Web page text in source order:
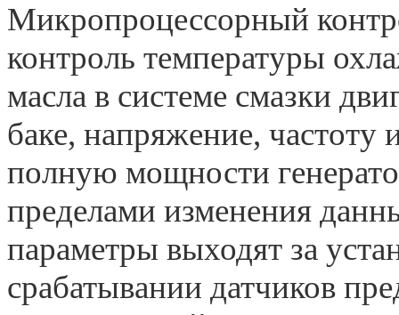
Микропроцессорный
контроль температуры
масла в системе смазки
баке, напряжение,
полную мощности
пределами изменения
параметры выходят за
срабатывании датчиков